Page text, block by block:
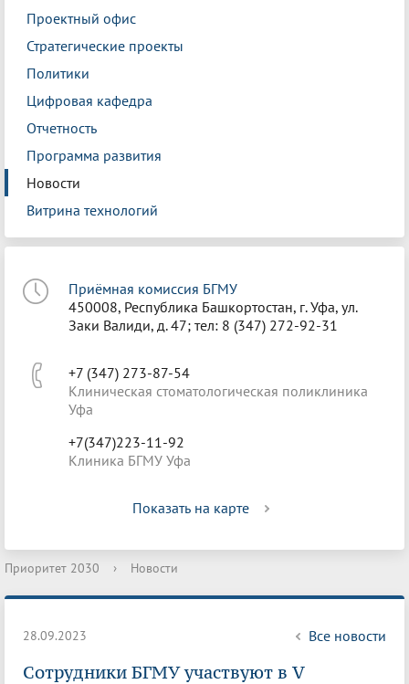
Проектный офис
Стратегические проекты
Политики
Цифровая кафедра
Отчетность
Программа развития
Новости
Витрина технологий
Приёмная комиссия БГМУ
450008, Республика Башкортостан, г. Уфа, ул.
Заки Валиди, д. 47; тел: 8 (347) 272-92-31
+7 (347) 273-87-54
Клиническая стоматологическая поликлиника
Уфа
+7(347)223-11-92
Клиника БГМУ Уфа
Показать на карте
Приоритет 2030 › Новости
28.09.2023 Все новости
Сотрудники БГМУ участвуют в V